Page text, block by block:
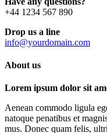
+44 1234 567 890
Drop us a line
info@yourdomain.com
About us
Lorem ipsum dolor sit
Aenean commodo ligula
natoque penatibus et
mus. Donec quam felis,